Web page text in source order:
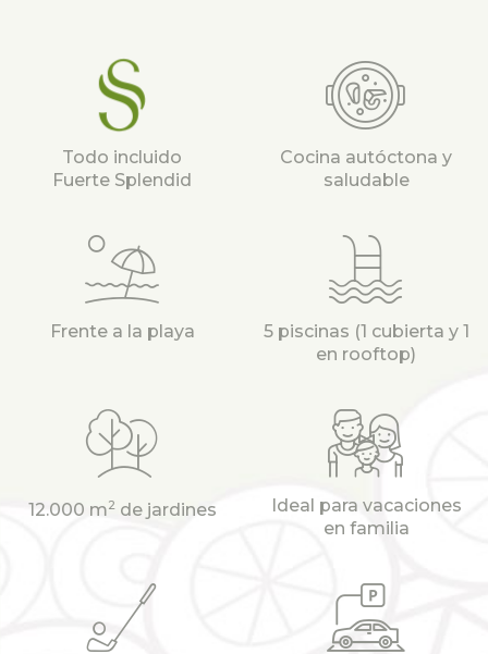
Todo incluido
Fuerte Splendid
Cocina autóctona y
saludable
Frente a la playa
5 piscinas (1 cubierta y 1
en rooftop)
12.000 m2de jardines
Ideal para vacaciones
en familia